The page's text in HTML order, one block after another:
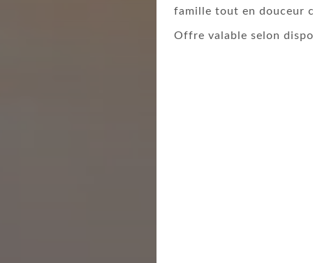
famille tout en douceur
Offre valable selon